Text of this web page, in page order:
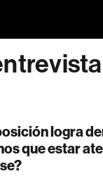
logra
que estar